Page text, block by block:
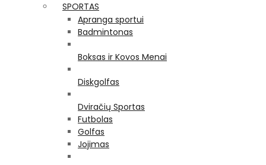
SPORTAS
Apranga sportui
Badmintonas
Boksas ir Kovos Menai
Diskgolfas
Dviračių Sportas
Futbolas
Golfas
Jojimas